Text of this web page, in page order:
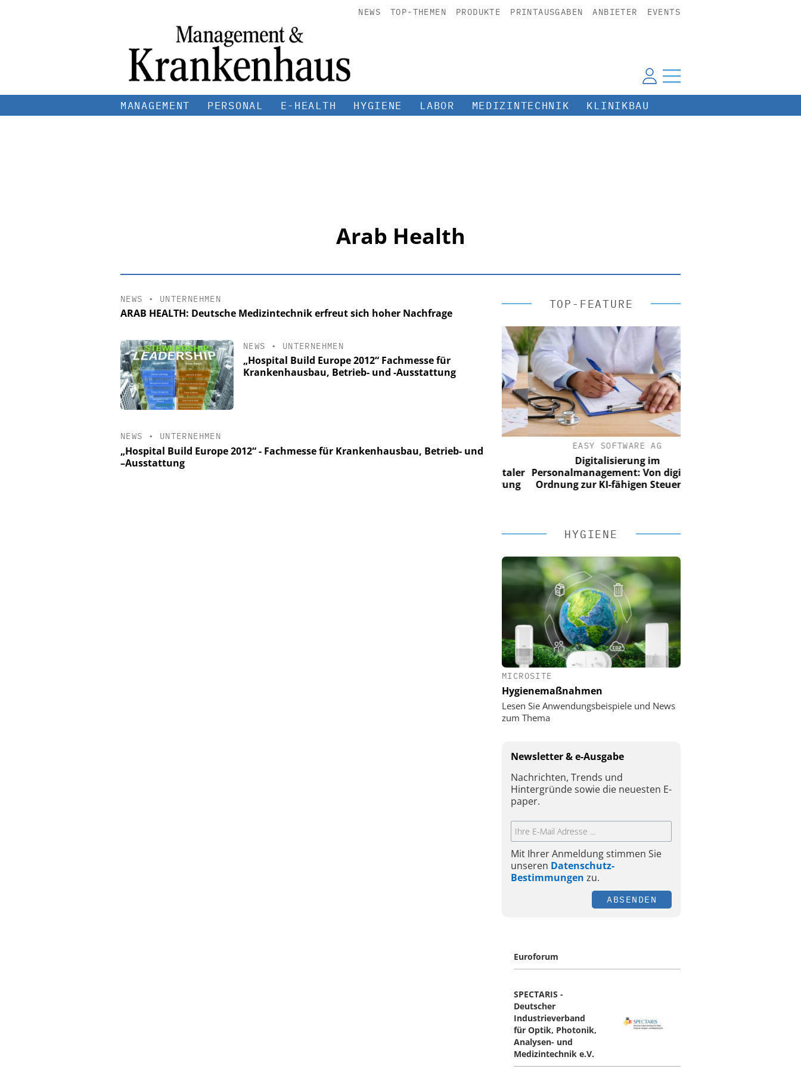
NEWS TOP-THEMEN PRODUKTE PRINTAUSGABEN ANBIETER EVENTS
MANAGEMENT PERSONAL E-HEALTH HYGIENE LABOR MEDIZINTECHNIK KLINIKBAU
Arab Health
NEWS • UNTERNEHMEN
ARAB HEALTH: Deutsche Medizintechnik erfreut sich hoher Nachfrage
NEWS • UNTERNEHMEN
„Hospital Build Europe 2012“ Fachmesse für
Krankenhausbau, Betrieb- und -Ausstattung
NEWS • UNTERNEHMEN
„Hospital Build Europe 2012“ - Fachmesse für Krankenhausbau, Betrieb- und
–Ausstattung
TOP-FEATURE
EASY SOFTWARE AG
Digitalisierung im
Personalmanagement: Von digitaler
EASY SOFTWARE AG
Personalmanagement: Von digitaler
Ordnung zur KI-fähigen Steuerung
EASY SOFTWARE AG
Digitalisierung im
Personalmanagement: Von digitaler
Ordnung zur KI-fähigen Steuerung
HYGIENE
MICROSITE
Hygienemaßnahmen
Lesen Sie Anwendungsbeispiele und News
zum Thema
Newsletter & e-Ausgabe
Nachrichten, Trends und
Hintergründe sowie die neuesten E-
paper.
Mit Ihrer Anmeldung stimmen Sie
unseren Datenschutz-
Bestimmungen zu.
ABSENDEN
Euroforum
SPECTARIS -
Deutscher
Industrieverband
für Optik, Photonik,
Analysen- und
Medizintechnik e.V.